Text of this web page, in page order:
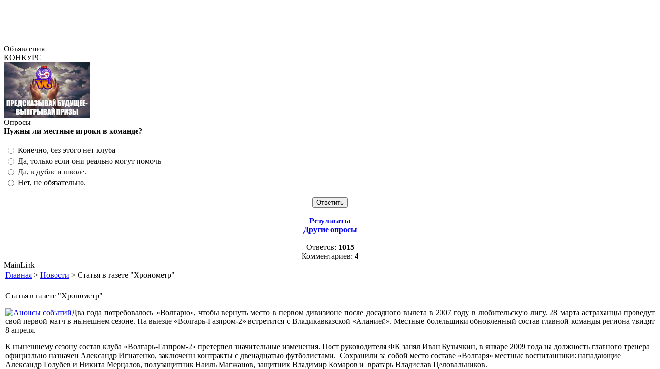
Объявления
КОНКУРС
Опросы
Нужны ли местные игроки в команде?
Конечно, без этого нет клуба
Да, только если они реально могут помочь
Да, в дубле и школе.
Нет, не обязательно.
Результаты
Другие опросы
Ответов: 1015
Комментариев: 4
MainLink
Главная > Новости > Статья в газете "Хронометр"
Статья в газете "Хронометр"
Два года потребовалось «Волгарю», чтобы вернуть место в первом дивизионе после досадного вылета в 2007 году в любительскую лигу. 28 марта астраханцы проведут
свой первой матч в нынешнем сезоне. На выезде «Волгарь-Газпром-2» встретится с Владикавказской «Аланией». Местные болельщики обновленный состав главной команды региона увидят
8 апреля.
К нынешнему сезону состав клуба «Волгарь-Газпром-2» претерпел значительные изменения. Пост руководителя ФК занял Иван Бузычкин, в январе 2009 года на должность главного тренера
официально назначен Александр Игнатенко, заключены контракты с двенадцатью футболистами. Сохранили за собой место составе «Волгаря» местные воспитанники: нападающие
Александр Голубев и Никита Мерцалов, полузащитник Наиль Магжанов, защитник Владимир Комаров и вратарь Владислав Целовальников.